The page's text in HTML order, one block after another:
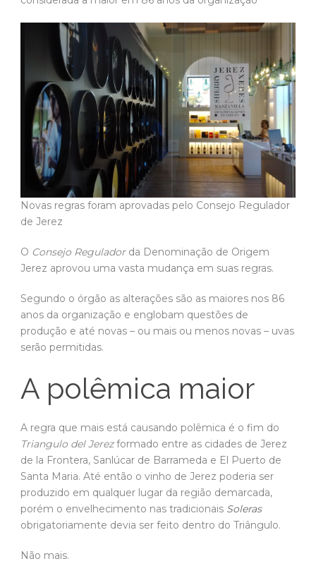
Novas regras foram aprovadas pelo Consejo Regulador
de Jerez
O Consejo Reguladorda Denominação de Origem
Jerez aprovou uma vasta mudança em suas regras.
Segundo o órgão as alterações são as maiores nos 86
anos da organização e englobam questões de
produção e até novas – ou mais ou menos novas – uvas
serão permitidas.
A polêmica maior
A regra que mais está causando polêmica é o fim do
Triangulo del Jerezformado entre as cidades de Jerez
de la Frontera, Sanlúcar de Barrameda e El Puerto de
Santa Maria. Até então o vinho de Jerez poderia ser
produzido em qualquer lugar da região demarcada,
porém o envelhecimento nas tradicionais Soleras
obrigatoriamente devia ser feito dentro do Triângulo.
Não mais.